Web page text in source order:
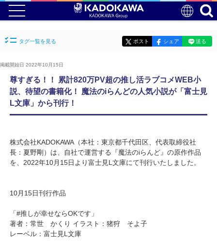
タグ一覧を見る ポスト シェア 送る
掲載開始日 2022年10月15日
尊すぎる！！ 累計820万PV超の推し活ラブコメWEB小
説、待望の書籍化！ 魔法のiらんどの人気小説が「富士見
L文庫」から刊行！
株式会社KADOKAWA（本社：東京都千代田区、代表取締役社
長：夏野剛）は、自社で運営する『魔法のiらんど』の原作作品
を、2022年10月15日より富士見L文庫にて刊行いたしました。
10月15日刊行作品
「#推しが幸せならOKです」
著者：常世 かくり イラスト：猪狩 そよ子
レーベル：富士見L文庫